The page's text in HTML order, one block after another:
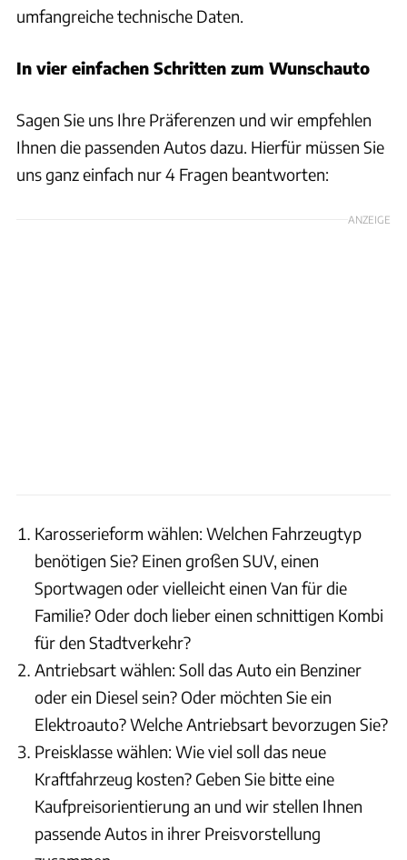
umfangreiche technische Daten.
In vier einfachen Schritten zum Wunschauto
Sagen Sie uns Ihre Präferenzen und wir empfehlen
Ihnen die passenden Autos dazu. Hierfür müssen Sie
uns ganz einfach nur 4 Fragen beantworten:
ANZEIGE
Karosserieform wählen: Welchen Fahrzeugtyp
benötigen Sie? Einen großen SUV, einen
Sportwagen oder vielleicht einen Van für die
Familie? Oder doch lieber einen schnittigen Kombi
für den Stadtverkehr?
Antriebsart wählen: Soll das Auto ein Benziner
oder ein Diesel sein? Oder möchten Sie ein
Elektroauto? Welche Antriebsart bevorzugen Sie?
Preisklasse wählen: Wie viel soll das neue
Kraftfahrzeug kosten? Geben Sie bitte eine
Kaufpreisorientierung an und wir stellen Ihnen
passende Autos in ihrer Preisvorstellung